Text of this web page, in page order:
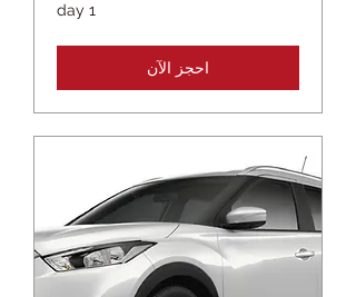
1 day
احجز الآن